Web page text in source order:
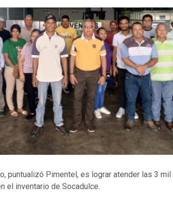
puntualizó Pimentel, es lograr atender las 3
el inventario de Socadulce.